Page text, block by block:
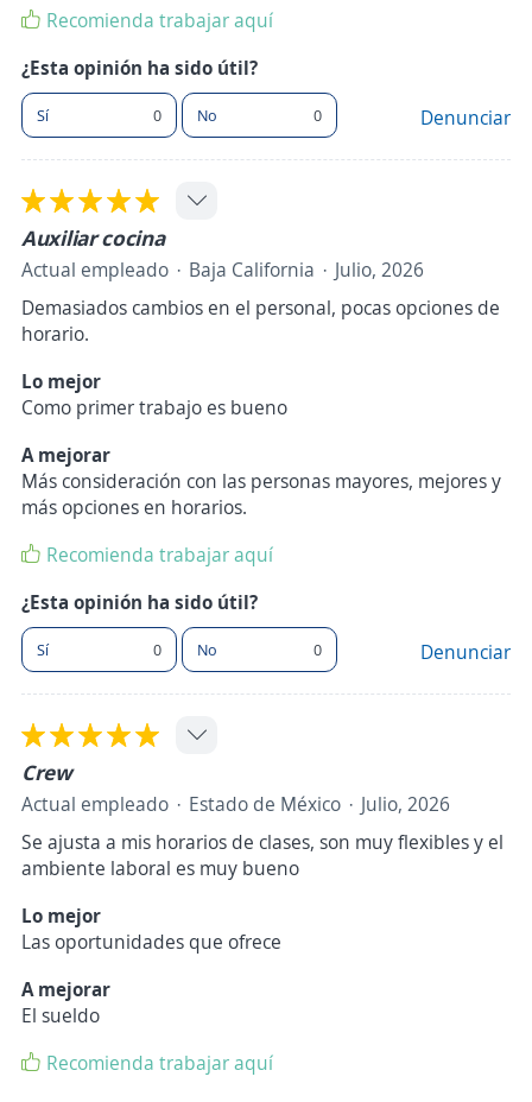
Recomienda trabajar aquí
¿Esta opinión ha sido útil?
Sí 0 No 0 Denunciar
Auxiliar cocina
Actual empleado Baja California
Julio, 2026
Demasiados cambios en el personal, pocas opciones de
horario.
Lo mejor
Como primer trabajo es bueno
A mejorar
Más consideración con las personas mayores, mejores y
más opciones en horarios.
Recomienda trabajar aquí
¿Esta opinión ha sido útil?
Sí 0 No 0 Denunciar
Crew
Actual empleado Estado de México
Julio, 2026
Se ajusta a mis horarios de clases, son muy flexibles y el
ambiente laboral es muy bueno
Lo mejor
Las oportunidades que ofrece
A mejorar
El sueldo
Recomienda trabajar aquí